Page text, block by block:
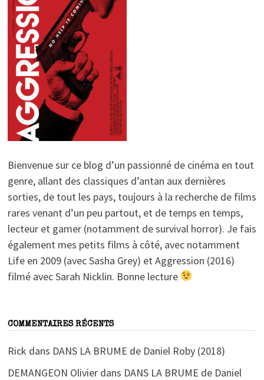
Bienvenue sur ce blog d’un passionné de cinéma en tout
genre, allant des classiques d’antan aux dernières
sorties, de tout les pays, toujours à la recherche de films
rares venant d’un peu partout, et de temps en temps,
lecteur et gamer (notamment de survival horror). Je fais
également mes petits films à côté, avec notamment
Life en 2009 (avec Sasha Grey) et Aggression (2016)
filmé avec Sarah Nicklin. Bonne lecture
COMMENTAIRES RÉCENTS
Rick dans DANS LA BRUME de Daniel Roby (2018)
DEMANGEON Olivierdans DANS LA BRUME de Daniel